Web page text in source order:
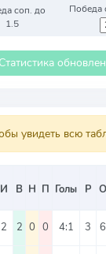
соп. до
1.5
Статистика
увидеть всю
И В Н П Голы Р О
2 2 0 0 4:1 3 6